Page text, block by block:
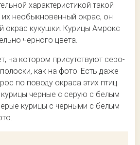
характеристикой такой
их необыкновенный окрас, он
окрас кукушки. Курицы Амрокс
черного цвета.
на котором присутствуют серо-
как на фото. Есть даже
по поводу окраса этих птиц.
курицы черные с серую с белым
курицы с черными с белым